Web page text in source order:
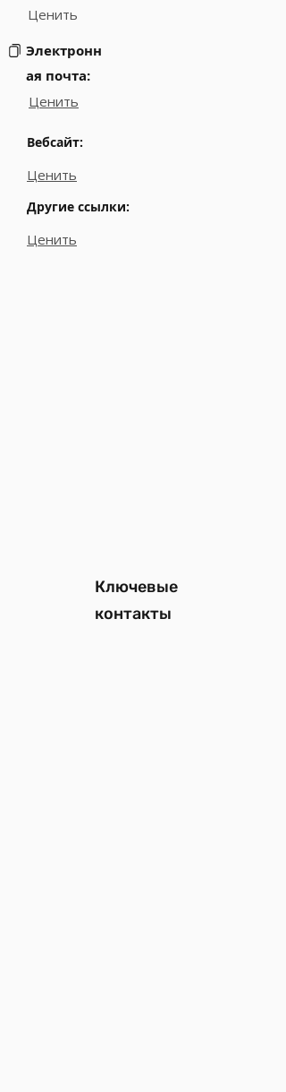
Ценить
Электронн
ая почта:
Ценить
Вебсайт:
Ценить
Другие ссылки:
Ценить
Ключевые
контакты